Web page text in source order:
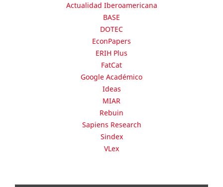
Actualidad Iberoamericana
BASE
DOTEC
EconPapers
ERIH Plus
FatCat
Google Académico
Ideas
MIAR
Rebuin
Sapiens Research
Sindex
VLex